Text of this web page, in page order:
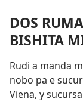
DOS
BISHITA
Rudi a manda
nobo pa e
Viena, y